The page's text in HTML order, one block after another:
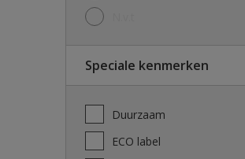
Speciale kenmerken
Duurzaam
ECO label